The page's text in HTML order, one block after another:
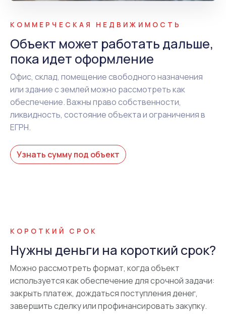
КОММЕРЧЕСКАЯ НЕДВИЖИМОСТЬ
Объект может работать дальше,
пока идет оформление
Офис, склад, помещение свободного назначения
или здание с землей можно рассмотреть как
обеспечение. Важны право собственности,
ликвидность, состояние объекта и ограничения в
ЕГРН.
Узнать сумму под объект
КОРОТКИЙ СРОК
Нужны деньги на короткий срок?
Можно рассмотреть формат, когда объект
используется как обеспечение для срочной задачи:
закрыть платеж, дождаться поступления денег,
завершить сделку или профинансировать закупку.